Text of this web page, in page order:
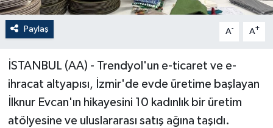
Paylaş A- A+
İSTANBUL (AA) - Trendyol'un e-ticaret ve e-
ihracat altyapısı, İzmir'de evde üretime başlayan
İlknur Evcan'ın hikayesini 10 kadınlık bir üretim
atölyesine ve uluslararası satış ağına taşıdı.